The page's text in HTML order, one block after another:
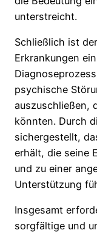
unterstreicht.
Schließlich ist
Erkrankungen
psychische
auszuschließen,
könnten. Durch
sichergestellt,
erhält, die seine
und zu einer
Unterstützung
Insgesamt
sorgfältige und